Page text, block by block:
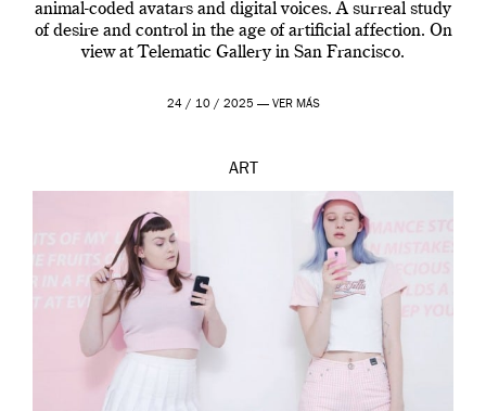
animal-coded avatars and digital voices. A surreal study
of desire and control in the age of artificial affection. On
view at Telematic Gallery in San Francisco.
24 / 10 / 2025 — VER MÁS
ART